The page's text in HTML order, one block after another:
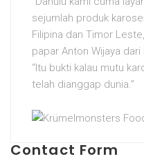
sejumlah produk
Filipina dan Timor
papar Anton Wijaya
“Itu bukti kalau mutu
telah dianggap dunia.”
Contact Form